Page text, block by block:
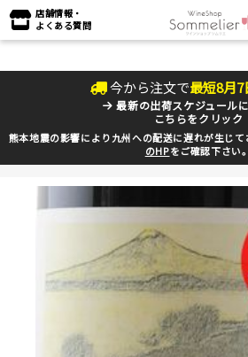
店舗情報・
よくある質問
今から注文で最短8月7
最新の出荷スケジュール
こちらをクリック
熊本地震の影響により九州への配送に遅れが生じ
のHPをご確認下さい。